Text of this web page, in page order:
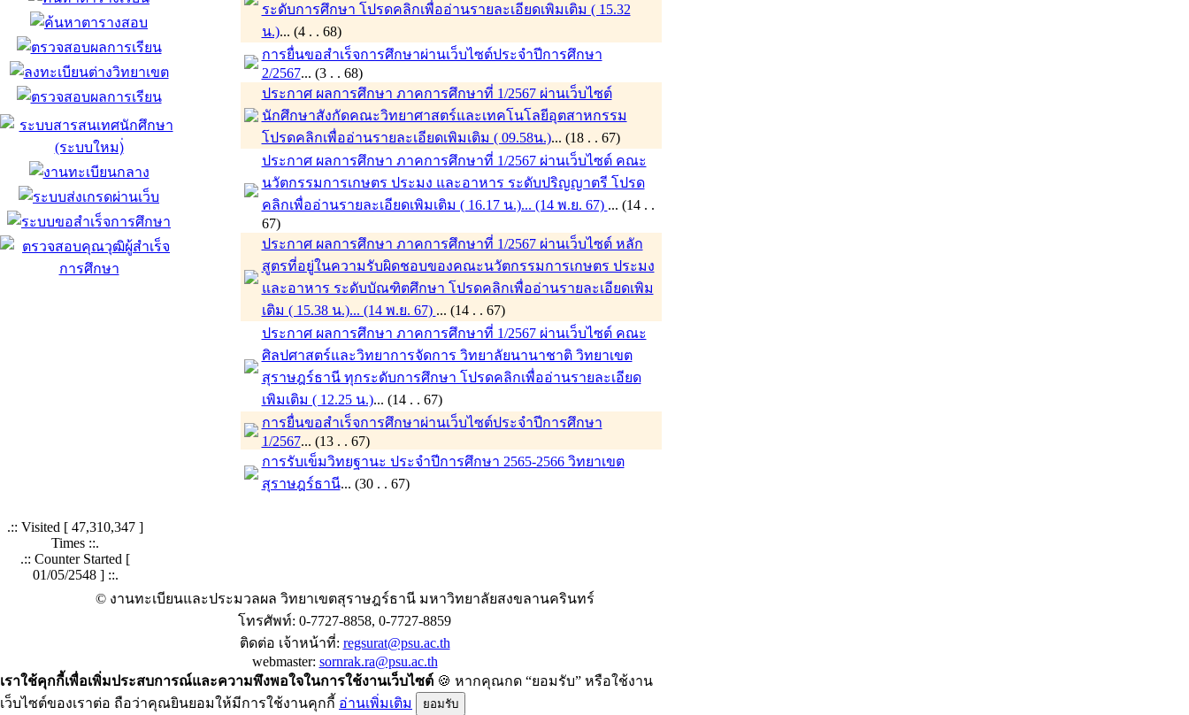
ระดับการศึกษา โปรดคลิกเพื่ออ่านรายละเอียดเพิมเติม ( 15.32
น.)... (4 . . 68)
การยื่นขอสำเร็จการศึกษาผ่านเว็บไซต์ประจำปีการศึกษา
2/2567... (3 . . 68)
ประกาศ ผลการศึกษา ภาคการศึกษาที่ 1/2567 ผ่านเว็บไซต์
นักศึกษาสังกัดคณะวิทยาศาสตร์และเทคโนโลยีอุตสาหกรรม
โปรดคลิกเพื่ออ่านรายละเอียดเพิมเติม ( 09.58น.)... (18 . . 67)
ประกาศ ผลการศึกษา ภาคการศึกษาที่ 1/2567 ผ่านเว็บไซต์ คณะ
นวัตกรรมการเกษตร ประมง และอาหาร ระดับปริญญาตรี โปรด
คลิกเพื่ออ่านรายละเอียดเพิมเติม ( 16.17 น.)... (14 พ.ย. 67) ... (14 . .
67)
ประกาศ ผลการศึกษา ภาคการศึกษาที่ 1/2567 ผ่านเว็บไซต์ หลัก
สูตรที่อยู่ในความรับผิดชอบของคณะนวัตกรรมการเกษตร ประมง
และอาหาร ระดับบัณฑิตศึกษา โปรดคลิกเพื่ออ่านรายละเอียดเพิม
เติม ( 15.38 น.)... (14 พ.ย. 67) ... (14 . . 67)
ประกาศ ผลการศึกษา ภาคการศึกษาที่ 1/2567 ผ่านเว็บไซต์ คณะ
ศิลปศาสตร์และวิทยาการจัดการ วิทยาลัยนานาชาติ วิทยาเขต
สุราษฎร์ธานี ทุกระดับการศึกษา โปรดคลิกเพื่ออ่านรายละเอียด
เพิมเติม ( 12.25 น.)... (14 . . 67)
การยื่นขอสำเร็จการศึกษาผ่านเว็บไซต์ประจำปีการศึกษา
1/2567... (13 . . 67)
การรับเข็มวิทยฐานะ ประจำปีการศึกษา 2565-2566 วิทยาเขต
สุราษฎร์ธานี... (30 . . 67)
.:: Visited [ 47,310,347 ]
Times ::.
.:: Counter Started [
01/05/2548 ] ::.
© งานทะเบียนและประมวลผล วิทยาเขตสุราษฎร์ธานี มหาวิทยาลัยสงขลานครินทร์
โทรศัพท์: 0-7727-8858, 0-7727-8859
ติดต่อ เจ้าหน้าที่: regsurat@psu.ac.th
webmaster: sornrak.ra@psu.ac.th
เราใช้คุกกี้เพื่อเพิ่มประสบการณ์และความพึงพอใจในการใช้งานเว็บไซต์ 🍪 หากคุณกด “ยอมรับ” หรือใช้งาน
เว็บไซต์ของเราต่อ ถือว่าคุณยินยอมให้มีการใช้งานคุกกี้ อ่านเพิ่มเติม ยอมรับ